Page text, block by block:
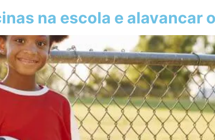
na escola e alavancar